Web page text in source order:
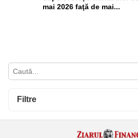
Filtre
mai 2026 faţă de mai...